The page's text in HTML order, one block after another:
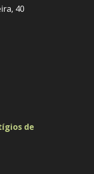
40
de